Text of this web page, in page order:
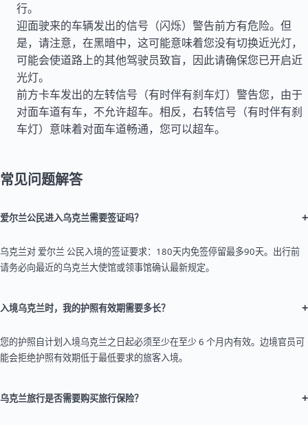
行。
迎面驶来的车辆发出的信号（闪烁）警告前方有危险。但
是，请注意，在黑暗中，这可能意味着您没有切换近光灯，
可能会使道路上的其他驾驶员致盲，因此请确保您已开启近
光灯。
前方卡车发出的左转信号（有时伴有刹车灯）警告您，由于
对面车道有车，不允许超车。相反，右转信号（有时伴有刹
车灯）意味着对面车道畅通，您可以超车。
常见问题解答
爱尔兰公民进入乌克兰需要签证吗？ +
乌克兰对 爱尔兰 公民入境的签证要求：180天内免签停留最多90天。出行前
请务必向最近的乌克兰大使馆或领事馆确认最新规定。
入境乌克兰时，我的护照有效期需要多长？ +
您的护照自计划入境乌克兰之日起必须至少在至少 6 个月内有效。边境官员可
能会拒绝护照有效期低于最低要求的旅客入境。
乌克兰旅行是否需要购买旅行保险？ +